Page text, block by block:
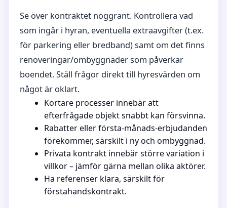
Se över kontraktet noggrant. Kontrollera vad
som ingår i hyran, eventuella extraavgifter (t.ex.
för parkering eller bredband) samt om det finns
renoveringar/ombyggnader som påverkar
boendet. Ställ frågor direkt till hyresvärden om
något är oklart.
Kortare processer innebär att
efterfrågade objekt snabbt kan försvinna.
Rabatter eller första-månads-erbjudanden
förekommer, särskilt i ny och ombyggnad.
Privata kontrakt innebär större variation i
villkor – jämför gärna mellan olika aktörer.
Ha referenser klara, särskilt för
förstahandskontrakt.